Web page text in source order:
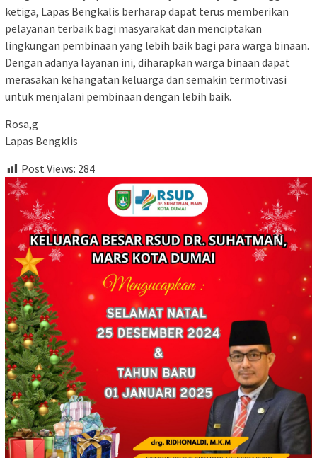
ketiga, Lapas Bengkalis berharap dapat terus memberikan
pelayanan terbaik bagi masyarakat dan menciptakan
lingkungan pembinaan yang lebih baik bagi para warga binaan.
Dengan adanya layanan ini, diharapkan warga binaan dapat
merasakan kehangatan keluarga dan semakin termotivasi
untuk menjalani pembinaan dengan lebih baik.
Rosa,g
Lapas Bengklis
Post Views: 284